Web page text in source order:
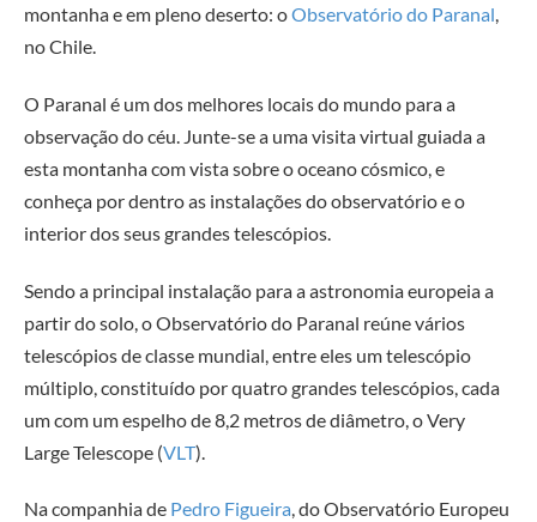
montanha e em pleno deserto: oObservatório do Paranal,
no Chile.
O Paranal é um dos melhores locais do mundo para a
observação do céu. Junte-se a uma visita virtual guiada a
esta montanha com vista sobre o oceano cósmico, e
conheça por dentro as instalações do observatório e o
interior dos seus grandes telescópios.
Sendo a principal instalação para a astronomia europeia a
partir do solo, o Observatório do Paranal reúne vários
telescópios de classe mundial, entre eles um telescópio
múltiplo, constituído por quatro grandes telescópios, cada
um com um espelho de 8,2 metros de diâmetro, o Very
Large Telescope (VLT).
Na companhia de Pedro Figueira, do Observatório Europeu